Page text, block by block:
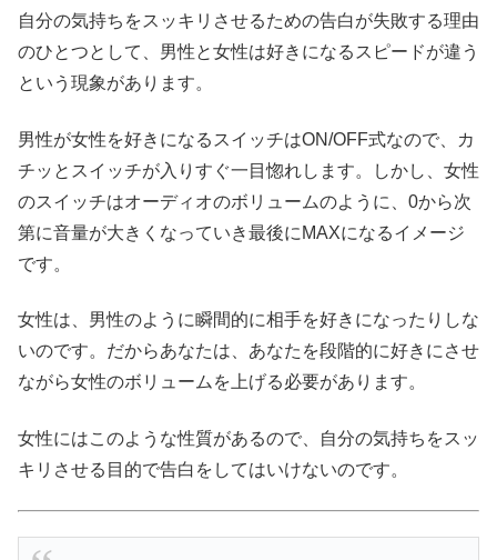
自分の気持ちをスッキリさせるための告白が失敗する理由
のひとつとして、男性と女性は好きになるスピードが違う
という現象があります。
男性が女性を好きになるスイッチはON/OFF式なので、カ
チッとスイッチが入りすぐ一目惚れします。しかし、女性
のスイッチはオーディオのボリュームのように、0から次
第に音量が大きくなっていき最後にMAXになるイメージ
です。
女性は、男性のように瞬間的に相手を好きになったりしな
いのです。だからあなたは、あなたを段階的に好きにさせ
ながら女性のボリュームを上げる必要があります。
女性にはこのような性質があるので、自分の気持ちをスッ
キリさせる目的で告白をしてはいけないのです。